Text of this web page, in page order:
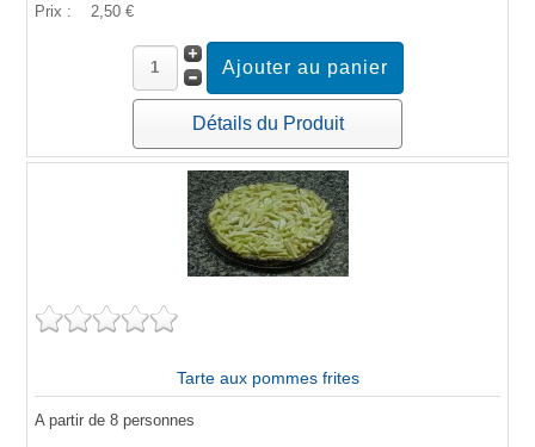
Prix : 2,50 €
Détails du Produit
Tarte aux pommes frites
A partir de 8 personnes